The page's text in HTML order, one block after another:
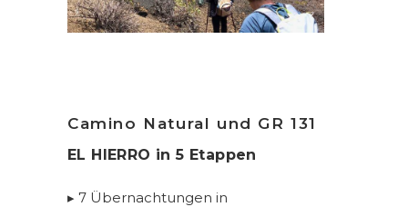
Camino Natural und GR 131
EL HIERRO in 5 Etappen
▸ 7 Übernachtungen in